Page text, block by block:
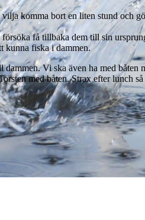
komma bort en liten stund och
få tillbaka dem till sin
kunna fiska i dammen.
Vi ska även ha med båten
med båten. Strax efter lunch